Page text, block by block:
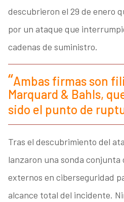
descubrieron el 29 de enero
por un ataque que
cadenas de suministro.
Ambas firmas son
Marquard & Bahls,
sido el punto de
Tras el descubrimiento del
lanzaron una sonda conjunta
externos en ciberseguridad
alcance total del incidente.